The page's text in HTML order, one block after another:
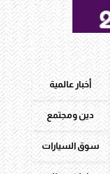
أخبار عالمية
دين ومجتمع
سوق السيارات